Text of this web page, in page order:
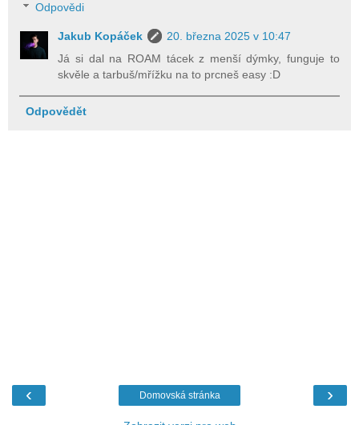
Odpovědi
Jakub Kopáček
20. března 2025 v 10:47
Já si dal na ROAM tácek z menší dýmky, funguje to
skvěle a tarbuš/mřížku na to prcneš easy :D
Odpovědět
‹ ›
Domovská stránka